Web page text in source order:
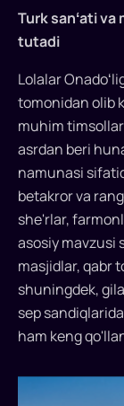
bahor
lolalari
bilan
burkanib,
butun
dunyoda
yuksak
qiziqish
uyg'otadi...
Turk sanʻati va
tutadi
Lolalar
tomonidan olib
muhim
asrdan beri
namunasi
betakror va
she'rlar,
asosiy mavzusi
masjidlar, qabr
shuningdek,
sep
ham keng